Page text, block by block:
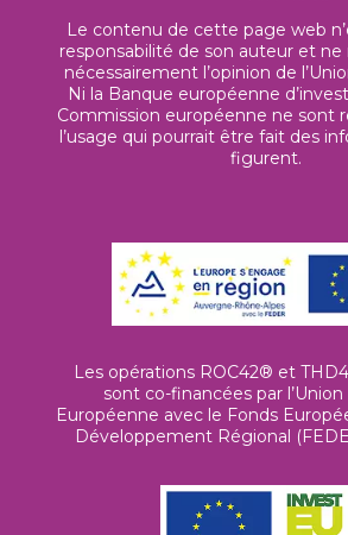
Le contenu de cette page web
responsabilité de son auteur et
nécessairement l’opinion de
Ni la Banque européenne
Commission européenne ne sont
l’usage qui pourrait être fait des
figurent.
Les opérations ROC42® et
sont co-financées par l’Union
Européenne avec le Fonds
Développement Régional